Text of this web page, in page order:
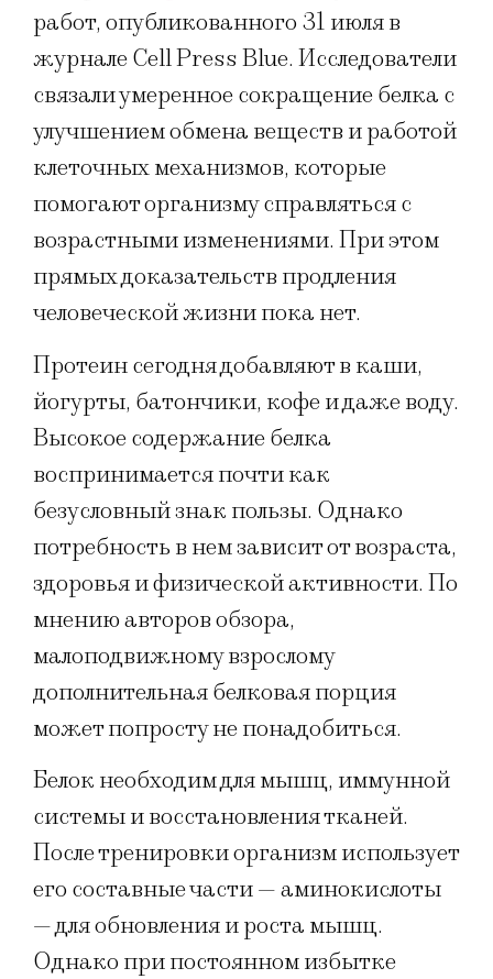
работ, опубликованного 31 июля в
журнале Cell Press Blue. Исследователи
связали умеренное сокращение белка с
улучшением обмена веществ и работой
клеточных механизмов, которые
помогают организму справляться с
возрастными изменениями. При этом
прямых доказательств продления
человеческой жизни пока нет.
Протеин сегодня добавляют в каши,
йогурты, батончики, кофе и даже воду.
Высокое содержание белка
воспринимается почти как
безусловный знак пользы. Однако
потребность в нем зависит от возраста,
здоровья и физической активности. По
мнению авторов обзора,
малоподвижному взрослому
дополнительная белковая порция
может попросту не понадобиться.
Белок необходим для мышц, иммунной
системы и восстановления тканей.
После тренировки организм использует
его составные части — аминокислоты
— для обновления и роста мышц.
Однако при постоянном избытке